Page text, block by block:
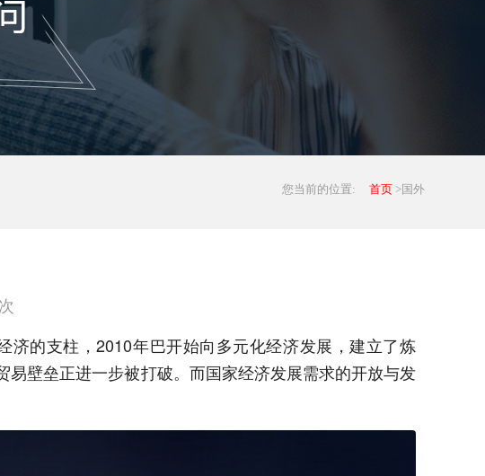
您当前的位置: 首页 >国外
的支柱，2010年巴开始向多元化经济发展，建立了炼
壁垒正进一步被打破。而国家经济发展需求的开放与发